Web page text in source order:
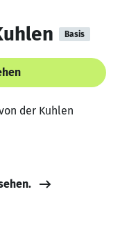
Basis
der Kuhlen